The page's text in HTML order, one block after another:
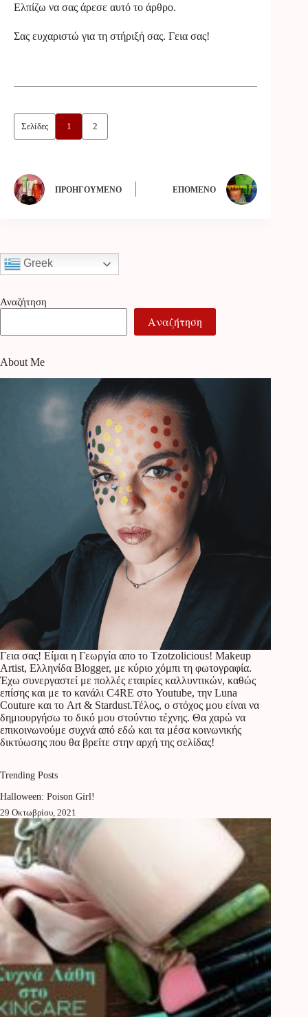
Ελπίζω να σας άρεσε αυτό το άρθρο.
Σας ευχαριστώ για τη στήριξή σας. Γεια σας!
Σελίδες 1 2
ΠΡΟΗΓΟΎΜΕΝΟ ΕΠΌΜΕΝΟ
Greek
Αναζήτηση
Αναζήτηση
About Me
Γεια σας! Είμαι η Γεωργία απο το Tzotzolicious! Makeup
Artist, Ελληνίδα Blogger, με κύριο χόμπι τη φωτογραφία.
Έχω συνεργαστεί με πολλές εταιρίες καλλυντικών, καθώς
επίσης και με το κανάλι C4RE στο Youtube, την Luna
Couture και το Art & Stardust.Τέλος, ο στόχος μου είναι να
δημιουργήσω το δικό μου στούντιο τέχνης. Θα χαρώ να
επικοινωνούμε συχνά από εδώ και τα μέσα κοινωνικής
δικτύωσης που θα βρείτε στην αρχή της σελίδας!
Trending Posts
Halloween: Poison Girl!
29 Οκτωβρίου, 2021